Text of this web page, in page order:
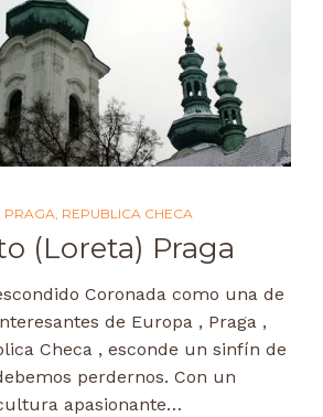
PRAGA, REPUBLICA CHECA
(Loreta) Praga
Coronada como una de
de Europa , Praga ,
Checa , esconde un sinfín de
perdernos. Con un
apasionante…